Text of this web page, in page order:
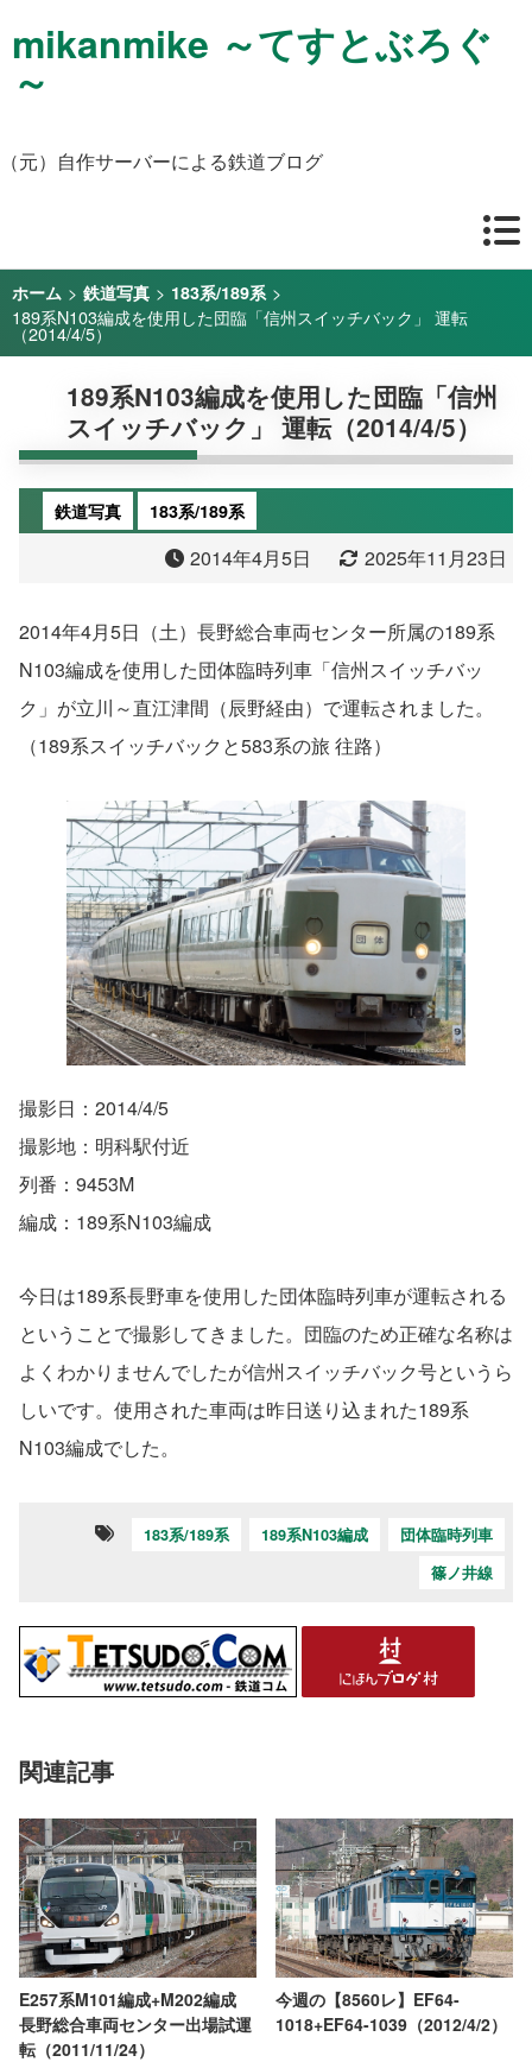
mikanmike ～てすとぶろぐ
～
（元）自作サーバーによる鉄道ブログ
ホーム > 鉄道写真 > 183系/189系 >
189系N103編成を使用した団臨「信州スイッチバック」 運転
（2014/4/5）
189系N103編成を使用した団臨「信州
スイッチバック」 運転（2014/4/5）
鉄道写真 183系/189系
2014年4月5日 2025年11月23日
2014年4月5日（土）長野総合車両センター所属の189系
N103編成を使用した団体臨時列車「信州スイッチバッ
ク」が立川～直江津間（辰野経由）で運転されました。
（189系スイッチバックと583系の旅 往路）
撮影日：2014/4/5
撮影地：明科駅付近
列番：9453M
編成：189系N103編成
今日は189系長野車を使用した団体臨時列車が運転される
ということで撮影してきました。団臨のため正確な名称は
よくわかりませんでしたが信州スイッチバック号というら
しいです。使用された車両は昨日送り込まれた189系
N103編成でした。
183系/189系 189系N103編成
団体臨時列車
篠ノ井線
関連記事
E257系M101編成+M202編成
長野総合車両センター出場試運
転（2011/11/24）
今週の【8560レ】EF64-
1018+EF64-1039（2012/4/2）